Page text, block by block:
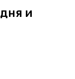
и